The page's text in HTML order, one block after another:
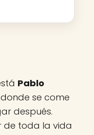
Pablo
se come
después.
de toda la vida